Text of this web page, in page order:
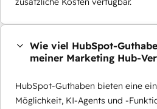
Wie viel HubSpot-
meiner Marketing Hub-
HubSpot-Guthaben bieten eine
Möglichkeit, KI-Agents und -